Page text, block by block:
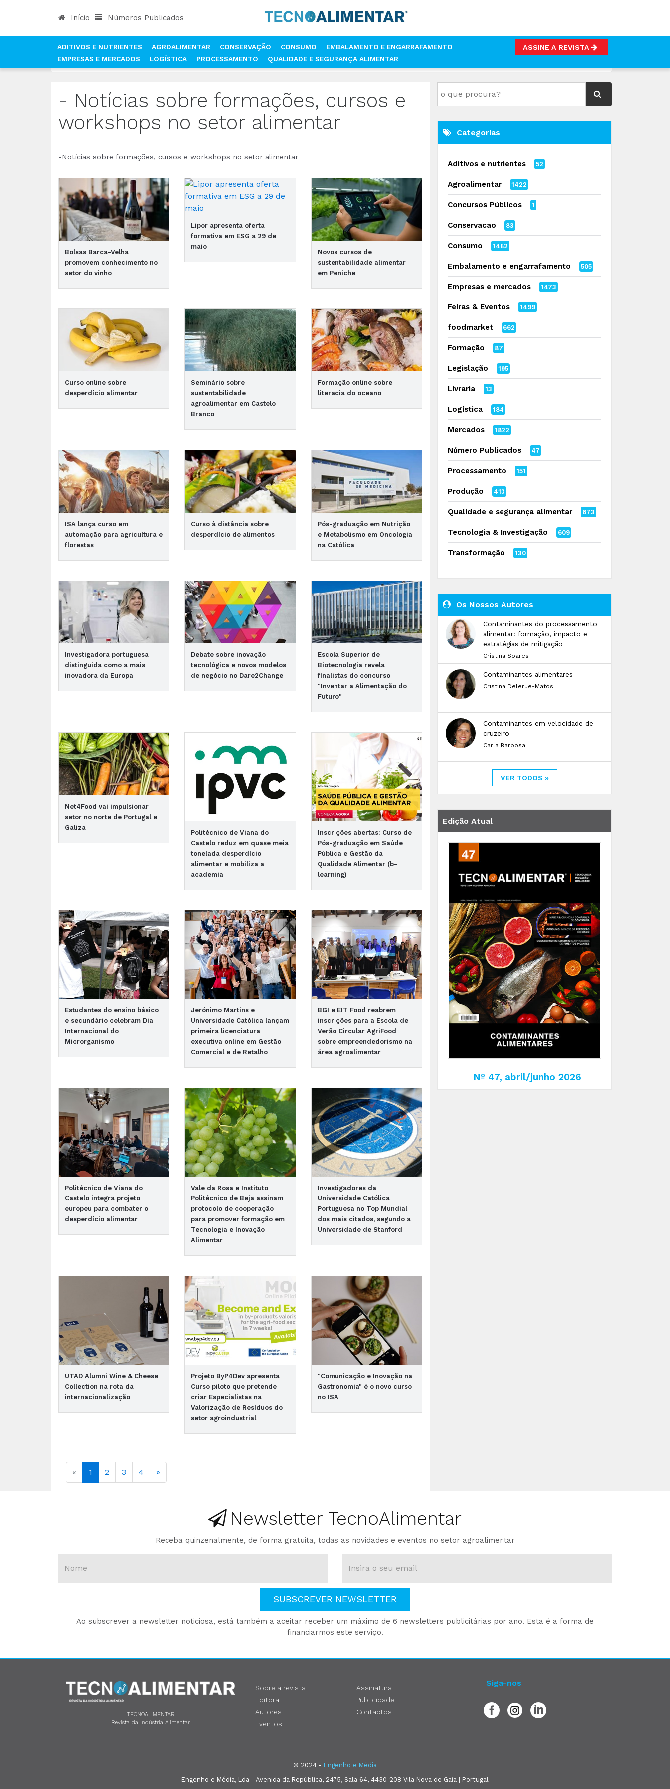
Início Números Publicados
ADITIVOS E NUTRIENTES AGROALIMENTAR CONSERVAÇÃO CONSUMO
EMBALAMENTO E ENGARRAFAMENTO
EMPRESAS E MERCADOS
LOGÍSTICA PROCESSAMENTO QUALIDADE E SEGURANÇA ALIMENTAR
ASSINE A REVISTA
- NOTÍCIAS SOBRE FORMAÇÕES, CURSOS E WORKSHOPS NO SETOR ALIMENTAR
- Notícias sobre formações, cursos e
workshops no setor alimentar
-Notícias sobre formações, cursos e workshops no setor alimentar
Bolsas Barca-Velha
promovem conhecimento no
setor do vinho
Lipor apresenta oferta
formativa em ESG a 29 de
maio
Novos cursos de
sustentabilidade alimentar
em Peniche
Curso online sobre
desperdício alimentar
Seminário sobre
sustentabilidade
agroalimentar em Castelo
Branco
Formação online sobre
literacia do oceano
ISA lança curso em
automação para agricultura e
florestas
Curso à distância sobre
desperdício de alimentos
Pós-graduação em Nutrição
e Metabolismo em Oncologia
na Católica
Investigadora portuguesa
distinguida como a mais
inovadora da Europa
Debate sobre inovação
tecnológica e novos modelos
de negócio no Dare2Change
Escola Superior de
Biotecnologia revela
finalistas do concurso
"Inventar a Alimentação do
Futuro"
Net4Food vai impulsionar
setor no norte de Portugal e
Galiza
Politécnico de Viana do
Castelo reduz em quase meia
tonelada desperdício
alimentar e mobiliza a
academia
Inscrições abertas: Curso de
Pós-graduação em Saúde
Pública e Gestão da
Qualidade Alimentar (b-
learning)
Estudantes do ensino básico
e secundário celebram Dia
Internacional do
Microrganismo
Jerónimo Martins e
Universidade Católica lançam
primeira licenciatura
executiva online em Gestão
Comercial e de Retalho
BGI e EIT Food reabrem
inscrições para a Escola de
Verão Circular AgriFood
sobre empreendedorismo na
área agroalimentar
Politécnico de Viana do
Castelo integra projeto
europeu para combater o
desperdício alimentar
Vale da Rosa e Instituto
Politécnico de Beja assinam
protocolo de cooperação
para promover formação em
Tecnologia e Inovação
Alimentar
Investigadores da
Universidade Católica
Portuguesa no Top Mundial
dos mais citados, segundo a
Universidade de Stanford
UTAD Alumni Wine & Cheese
Collection na rota da
internacionalização
Projeto ByP4Dev apresenta
Curso piloto que pretende
criar Especialistas na
Valorização de Resíduos do
setor agroindustrial
"Comunicação e Inovação na
Gastronomia" é o novo curso
no ISA
« 1 2 3 4 »
Categorias
Aditivos e nutrientes 52
Agroalimentar 1422
Concursos Públicos 1
Conservacao 83
Consumo 1482
Embalamento e engarrafamento 505
Empresas e mercados 1473
Feiras & Eventos 1499
foodmarket 662
Formação 87
Legislação 195
Livraria 13
Logística 184
Mercados 1822
Número Publicados 47
Processamento 151
Produção 413
Qualidade e segurança alimentar 673
Tecnologia & Investigação 609
Transformação 130
Os Nossos Autores
Contaminantes do processamento
alimentar: formação, impacto e
estratégias de mitigação
Cristina Soares
Contaminantes alimentares
Cristina Delerue-Matos
Contaminantes em velocidade de
cruzeiro
Carla Barbosa
VER TODOS »
Edição Atual
Nº 47, abril/junho 2026
Newsletter TecnoAlimentar
Receba quinzenalmente, de forma gratuita, todas as novidades e eventos no setor agroalimentar
SUBSCREVER NEWSLETTER
Ao subscrever a newsletter noticiosa, está também a aceitar receber um máximo de 6 newsletters publicitárias por ano. Esta é a forma de
financiarmos este serviço.
TECNOALIMENTAR
Revista da Indústria Alimentar
Sobre a revista
Editora
Autores
Eventos
Assinatura
Publicidade
Contactos
Siga-nos
© 2024 - Engenho e Média
Engenho e Média, Lda - Avenida da República, 2475, Sala 64, 4430-208 Vila Nova de Gaia | Portugal